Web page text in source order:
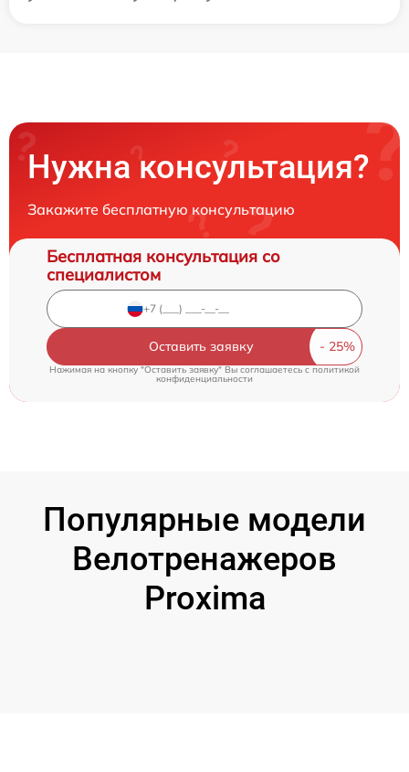
Нужна консультация?
Закажите бесплатную консультацию
Бесплатная консультация со
специалистом
Оставить заявку
Нажимая на кнопку "Оставить заявку" Вы соглашаетесь cполитикой
конфиденциальности
Популярные модели
Велотренажеров
Proxima